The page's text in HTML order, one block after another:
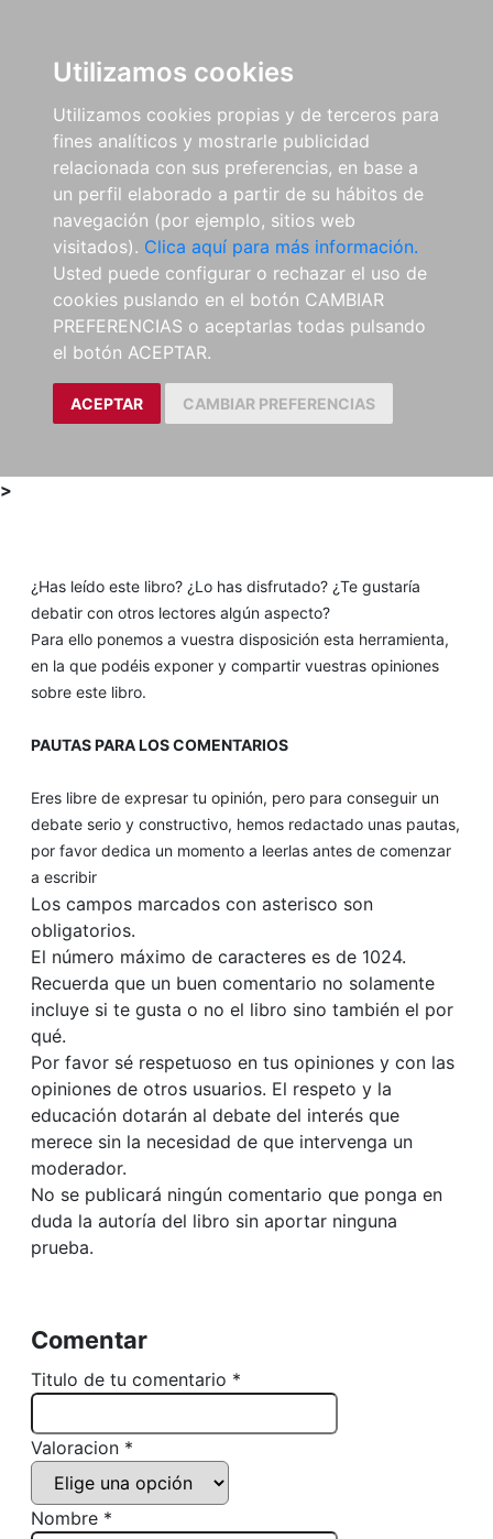
Utilizamos cookies
Utilizamos cookies propias y de terceros para
fines analíticos y mostrarle publicidad
relacionada con sus preferencias, en base a
un perfil elaborado a partir de su hábitos de
navegación (por ejemplo, sitios web
visitados). Clica aquí para más información.
Usted puede configurar o rechazar el uso de
cookies puslando en el botón CAMBIAR
PREFERENCIAS o aceptarlas todas pulsando
el botón ACEPTAR.
ACEPTAR CAMBIAR PREFERENCIAS
>
¿Has leído este libro? ¿Lo has disfrutado? ¿Te gustaría
debatir con otros lectores algún aspecto?
Para ello ponemos a vuestra disposición esta herramienta,
en la que podéis exponer y compartir vuestras opiniones
sobre este libro.
PAUTAS PARA LOS COMENTARIOS
Eres libre de expresar tu opinión, pero para conseguir un
debate serio y constructivo, hemos redactado unas pautas,
por favor dedica un momento a leerlas antes de comenzar
a escribir
Los campos marcados con asterisco son
obligatorios.
El número máximo de caracteres es de 1024.
Recuerda que un buen comentario no solamente
incluye si te gusta o no el libro sino también el por
qué.
Por favor sé respetuoso en tus opiniones y con las
opiniones de otros usuarios. El respeto y la
educación dotarán al debate del interés que
merece sin la necesidad de que intervenga un
moderador.
No se publicará ningún comentario que ponga en
duda la autoría del libro sin aportar ninguna
prueba.
Comentar
Titulo de tu comentario *
Valoracion *
Nombre *